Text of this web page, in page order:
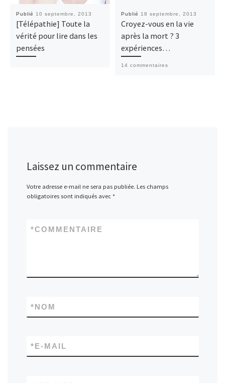
Publié 10 septembre, 2013
[Télépathie] Toute la
vérité pour lire dans les
pensées
Publié 18 septembre, 2013
Croyez-vous en la vie
après la mort ? 3
expériences…
14 commentaires
Laissez un commentaire
Votre adresse e-mail ne sera pas publiée. Les champs
obligatoires sont indiqués avec *
COMMENTAIRE
*
NOM
*
E-MAIL
*